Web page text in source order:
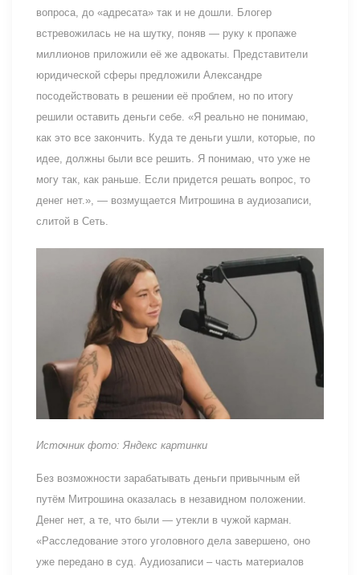
вопроса, до «адресата» так и не дошли. Блогер
встревожилась не на шутку, поняв — руку к пропаже
миллионов приложили её же адвокаты. Представители
юридической сферы предложили Александре
посодействовать в решении её проблем, но по итогу
решили оставить деньги себе. «Я реально не понимаю,
как это все закончить. Куда те деньги ушли, которые, по
идее, должны были все решить. Я понимаю, что уже не
могу так, как раньше. Если придется решать вопрос, то
денег нет.», — возмущается Митрошина в аудиозаписи,
слитой в Сеть.
Источник фото: Яндекс картинки
Без возможности зарабатывать деньги привычным ей
путём Митрошина оказалась в незавидном положении.
Денег нет, а те, что были — утекли в чужой карман.
«Расследование этого уголовного дела завершено, оно
уже передано в суд. Аудиозаписи – часть материалов